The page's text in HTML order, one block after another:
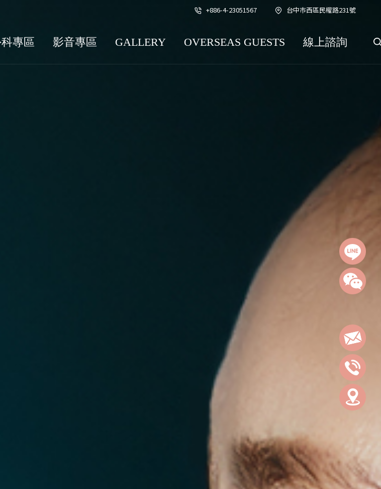
+886-4-23051567 台中巿西區民權路231號
專區 影音專區 GALLERY OVERSEAS GUESTS 線上諮詢